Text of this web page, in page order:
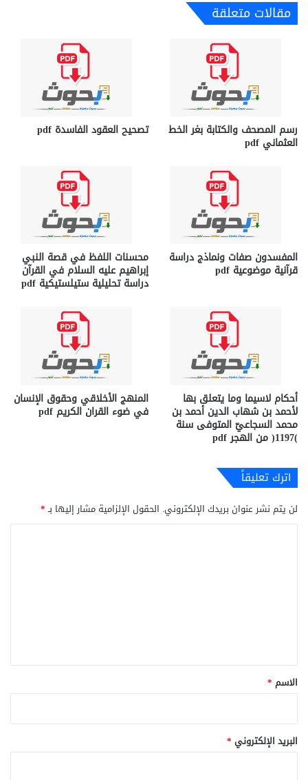
مقالات متعلقة
رسم المصحف والكتابة بغر الخط
العثماني pdf
تصحيح العقود الفاسدة pdf
المفسدون صفات ونماذج دراسة
قرآنية موضوعية pdf
محسنات اللفظ في قصة النبي
إبراهيم عليه السلام في القرآن
دراسة تحليلية ستيلستيكية pdf
أحكام لاسيما وما يتعلق بها
لأحمد بن شهاب الدين أحمد بن
محمد السجاعيّ المتوفى سنة
)1197( من الهجر pdf
المنهج الأخلاقي وحقوق الإنسان
في ضوء القران الكريم pdf
اترك تعليقاً
لن يتم نشر عنوان بريدك الإلكتروني. الحقول الإلزامية مشار إليها بـ*
*
الاسم *
البريد الإلكتروني *